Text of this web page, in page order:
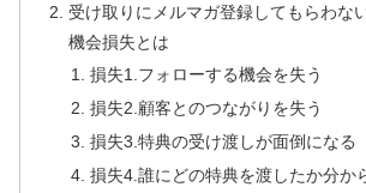
受け取りにメルマガ登録してもらわな
機会損失とは
損失1.フォローする機会を失う
損失2.顧客とのつながりを失う
損失3.特典の受け渡しが面倒になる
損失4.誰にどの特典を渡したか分か